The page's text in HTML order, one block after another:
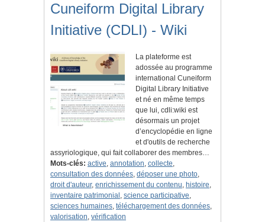
Cuneiform Digital Library
Initiative (CDLI) - Wiki
La plateforme est
adossée au programme
international Cuneiform
Digital Library Initiative
et né en même temps
que lui, cdli:wiki est
désormais un projet
d’encyclopédie en ligne
et d'outils de recherche
assyriologique, qui fait collaborer des membres…
Mots-clés: active, annotation, collecte,
consultation des données, déposer une photo,
droit d'auteur, enrichissement du contenu, histoire,
inventaire patrimonial , science participative,
sciences humaines, téléchargement des données,
valorisation, vérification